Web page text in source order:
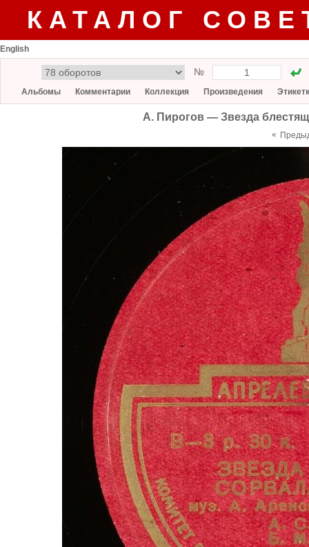
КАТАЛОГ
English
№
Альбомы Комментарии Коллекция Произведения
А. Пирогов — Звезда
«